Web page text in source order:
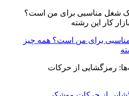
مناسبی برای من است؟ همه چیز